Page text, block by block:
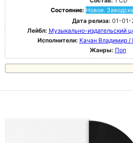
Состояние: Новое.
Дата релиза: 01-01-
Лейбл: Музыкально-издательский
Исполнители: Качан Владимир /
Жанры: Поп